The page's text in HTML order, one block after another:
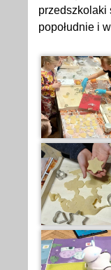
przedszkolaki
popołudnie i